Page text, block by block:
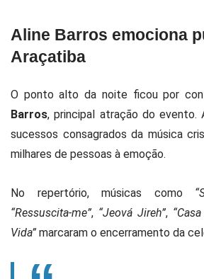
Aline Barros emociona
Araçatiba
O ponto alto da noite ficou por
Barros, principal atração do evento.
sucessos consagrados da música
milhares de pessoas à emoção.
No repertório, músicas como
“Ressuscita-me”, “Jeová Jireh”,
Vida” marcaram o encerramento da